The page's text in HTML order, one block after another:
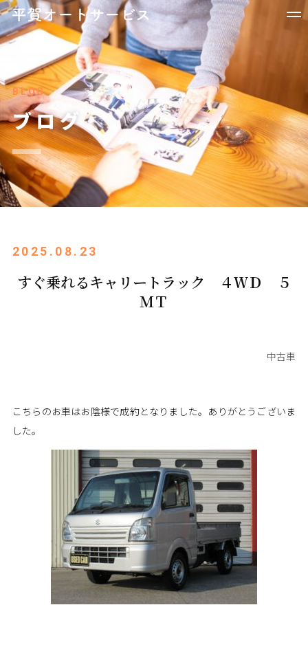
BLOG
ブログ
2025.08.23
すぐ乗れるキャリートラック ４ＷＤ ５
ＭＴ
中古車
こちらのお車はお陰様で成約となりました。ありがとうございま
した。